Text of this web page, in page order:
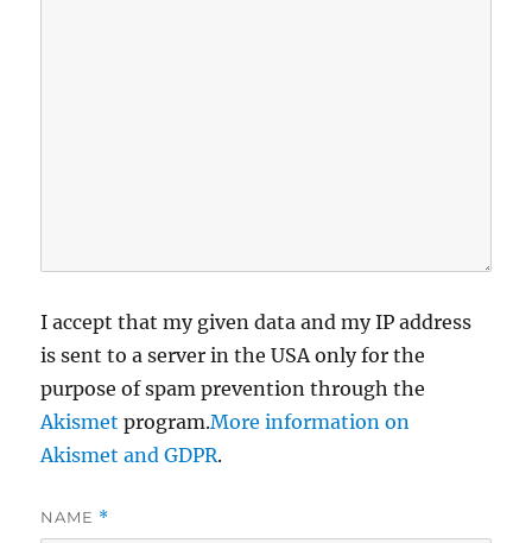
I accept that my given data and my IP address
is sent to a server in the USA only for the
purpose of spam prevention through the
Akismet program.More information on
Akismet and GDPR.
NAME *